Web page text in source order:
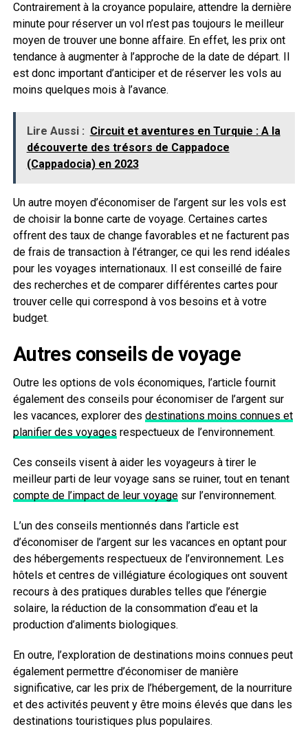
Contrairement à la croyance populaire, attendre la dernière
minute pour réserver un vol n’est pas toujours le meilleur
moyen de trouver une bonne affaire. En effet, les prix ont
tendance à augmenter à l’approche de la date de départ. Il
est donc important d’anticiper et de réserver les vols au
moins quelques mois à l’avance.
Lire Aussi : Circuit et aventures en Turquie : A la
découverte des trésors de Cappadoce
(Cappadocia) en 2023
Un autre moyen d’économiser de l’argent sur les vols est
de choisir la bonne carte de voyage. Certaines cartes
offrent des taux de change favorables et ne facturent pas
de frais de transaction à l’étranger, ce qui les rend idéales
pour les voyages internationaux. Il est conseillé de faire
des recherches et de comparer différentes cartes pour
trouver celle qui correspond à vos besoins et à votre
budget.
Autres conseils de voyage
Outre les options de vols économiques, l’article fournit
également des conseils pour économiser de l’argent sur
les vacances, explorer des destinations moins connues et
planifier des voyages respectueux de l’environnement.
Ces conseils visent à aider les voyageurs à tirer le
meilleur parti de leur voyage sans se ruiner, tout en tenant
compte de l’impact de leur voyagesur l’environnement.
L’un des conseils mentionnés dans l’article est
d’économiser de l’argent sur les vacances en optant pour
des hébergements respectueux de l’environnement. Les
hôtels et centres de villégiature écologiques ont souvent
recours à des pratiques durables telles que l’énergie
solaire, la réduction de la consommation d’eau et la
production d’aliments biologiques.
En outre, l’exploration de destinations moins connues peut
également permettre d’économiser de manière
significative, car les prix de l’hébergement, de la nourriture
et des activités peuvent y être moins élevés que dans les
destinations touristiques plus populaires.